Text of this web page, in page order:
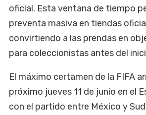
oficial. Esta ventana de tiempo
preventa masiva en tiendas
convirtiendo a las prendas en
para coleccionistas antes del
El máximo certamen de la FIFA
próximo jueves 11 de junio en el
con el partido entre México y